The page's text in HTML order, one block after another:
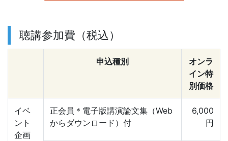
聴講参加費（税込）
申込種別
オンラ
イン特
別価格
イベ
ント
企画
正会員＊電子版講演論文集（Web
からダウンロード）付
6,000
円